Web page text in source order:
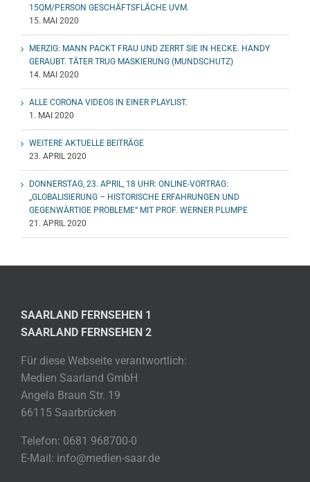
15QM/PERSON GESCHÄFTSFLÄCHE UVM.
15. MAI 2020
MERZIG: MANN PACKT FRAU UND ZERRT SIE IN HECKE. HANDY
GERAUBT. TÄTER TRUG MASKIERUNG (MUNDSCHUTZ)
14. MAI 2020
ALLE CORONA VIDEOS IN EINER PLAYLIST.
1. MAI 2020
WEITERE AKTUELLE BEITRÄGE
23. APRIL 2020
DONNERSTAG, 23. APRIL, 18 UHR: ONLINE-VORTRAG:
„GLOBALISIERUNG – HISTORISCHE ERFAHRUNGEN UND
GEGENWÄRTIGE PROBLEME“ MIT PROF. WERNER PLUMPE
21. APRIL 2020
SAARLAND FERNSEHEN 1
SAARLAND FERNSEHEN 2
Für diese Webseite verantwortlich:
Medien Saarland GmbH
Angela Braun Str. 19
66115 Saarbrücken
Telefon: 0681 968700-0
E-Mail: info@medien-saar.de